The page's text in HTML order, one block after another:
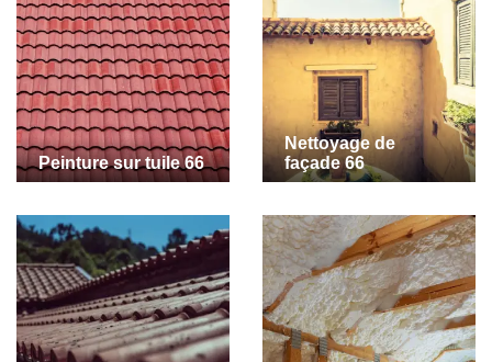
Peinture sur tuile 66
Nettoyage de
façade 66